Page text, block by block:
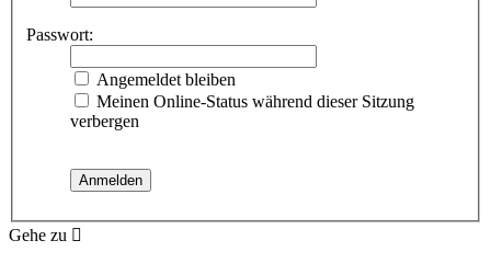
Passwort:
Angemeldet bleiben
Meinen Online-Status während dieser Sitzung
verbergen
Gehe zu